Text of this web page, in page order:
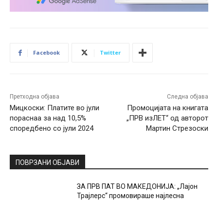
Facebook Twitter
Претходна објава
Мицкоски: Платите во јули
пораснаа за над 10,5%
споредбено со јули 2024
Следна објава
Промоцијата на книгата
„ПРВ изЛЕТ“ од авторот
Мартин Стрезоски
ПОВРЗАНИ ОБЈАВИ
ЗА ПРВ ПАТ ВО МАКЕДОНИЈА: „Лајон
Трајлерс“ промовираше најлесна